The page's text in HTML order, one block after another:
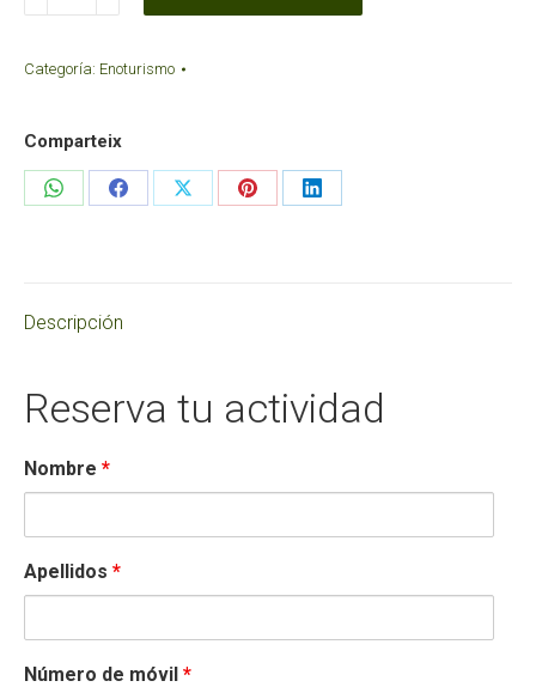
de
Varietales
Penedès
-
Garraf
Categoría: Enoturismo
Comparteix
Share
Share
Share
Share
Share
Descripción
Reserva tu actividad
Nombre *
Apellidos *
Número de móvil *